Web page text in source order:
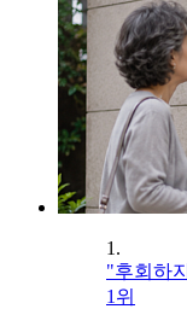
1.
"후회하
1위